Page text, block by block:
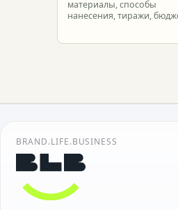
материалы, способы
нанесения, тиражи,
BRAND.LIFE.BUSINESS